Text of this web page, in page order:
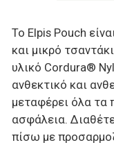
Το Elpis Pouch
και μικρό
υλικό Cordura®
ανθεκτικό και
μεταφέρει όλα τα
ασφάλεια.
πίσω με